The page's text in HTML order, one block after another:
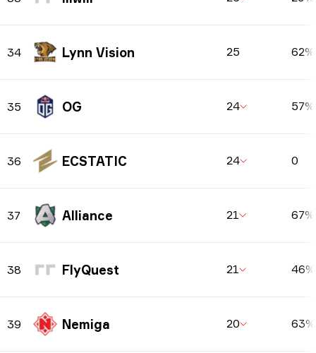
34 Lynn Vision 25 62%
35 OG 24 57%
36 ECSTATIC 24 0
37 Alliance 21 67%
38 FlyQuest 21 46%
39 Nemiga 20 63%